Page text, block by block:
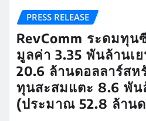
PRESS RELEASE
RevComm ระดมทุน
มูลค่า 3.35 พันล้านเ
20.6 ล้านดอลลาร์สห
ทุนสะสมแตะ 8.6 พัน
(ประมาณ 52.8 ล้าน